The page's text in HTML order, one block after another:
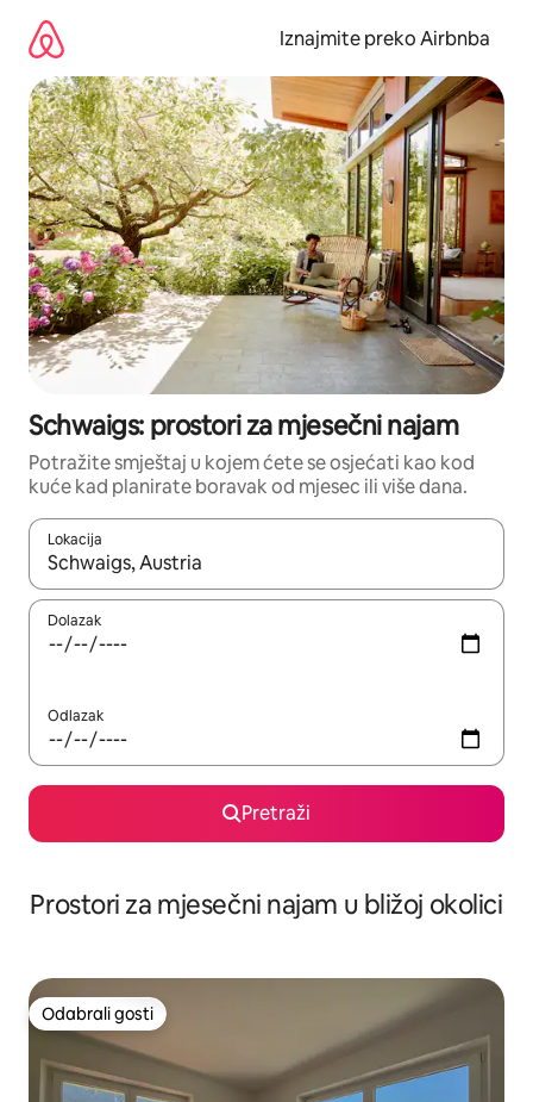
sadržaj
Iznajmite preko Airbnba
Schwaigs: prostori za mjesečni najam
Potražite smještaj u kojem ćete se osjećati kao kod
kuće kad planirate boravak od mjesec ili više dana.
Lokacija
Kada budu dostupni rezultati, moći ćete ih pregledati
Dolazak
Odlazak
Pretraži
Prostori za mjesečni najam u bližoj okolici
Odabrali gosti
Odabrali gosti